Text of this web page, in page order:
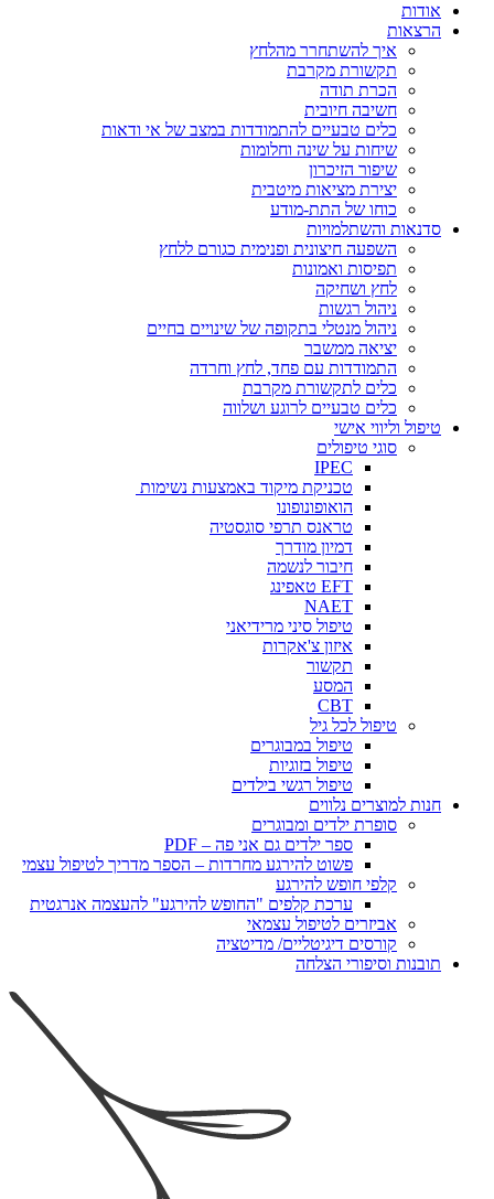
אודות
הרצאות
איך להשתחרר מהלחץ
תקשורת מקרבת
הכרת תודה
חשיבה חיובית
כלים טבעיים להתמודדות במצב של אי ודאות
שיחות על שינה וחלומות
שיפור הזיכרון
יצירת מציאות מיטבית
כוחו של התת-מודע
סדנאות והשתלמויות
השפעה חיצונית ופנימית כגורם ללחץ
תפיסות ואמונות
לחץ ושחיקה
ניהול רגשות
ניהול מנטלי בתקופה של שינויים בחיים
יציאה ממשבר
התמודדות עם פחד, לחץ וחרדה
כלים לתקשורת מקרבת
כלים טבעיים לרוגע ושלווה
טיפול וליווי אישי
סוגי טיפולים
IPEC
טכניקת מיקוד באמצעות נשימות
הואופונופונו
טראנס תרפי סוגסטיה
דמיון מודרך
חיבור לנשמה
EFT טאפינג
NAET
טיפול סיני מרידיאני
איזון צ'אקרות
תקשור
המסע
CBT
טיפול לכל גיל
טיפול במבוגרים
טיפול בזוגיות
טיפול רגשי בילדים
חנות למוצרים נלווים
סופרת ילדים ומבוגרים
ספר ילדים גם אני פה – PDF
פשוט להירגע מחרדות – הספר מדריך לטיפול עצמי
קלפי חופש להירגע
ערכת קלפים "החופש להירגע" להעצמה אנרגטית
אביזרים לטיפול עצמאי
קורסים דיגיטליים/ מדיטציה
תובנות וסיפורי הצלחה